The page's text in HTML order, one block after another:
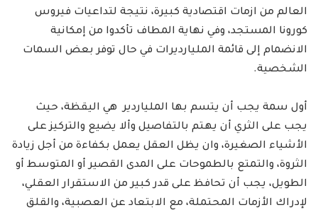
العالم من ازمات اقتصادية كبيرة، نتيجة لتداعيات فيروس
كورونا المستجد، وفي نهاية المطاف تأكدوا من إمكانية
الانضمام إلى قائمة المليارديرات في حال توفر بعض السمات
الشخصية.
أول سمة يجب أن يتسم بها الملياردير هي اليقظة، حيث
يجب على الثري أن يهتم بالتفاصيل وألا يضيع والتركيز على
الأشياء الصغيرة، وان يظل العقل يعمل بكفاءة من أجل زيادة
الثروة، والتمتع بالطموحات على المدى القصير أو المتوسط أو
الطويل، يجب أن تحافظ على قدر كبير من الاستقرار العقلي،
لإدراك الأزمات المحتملة، مع الابتعاد عن العصبية، والقلق